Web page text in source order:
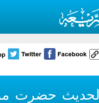
حضرت